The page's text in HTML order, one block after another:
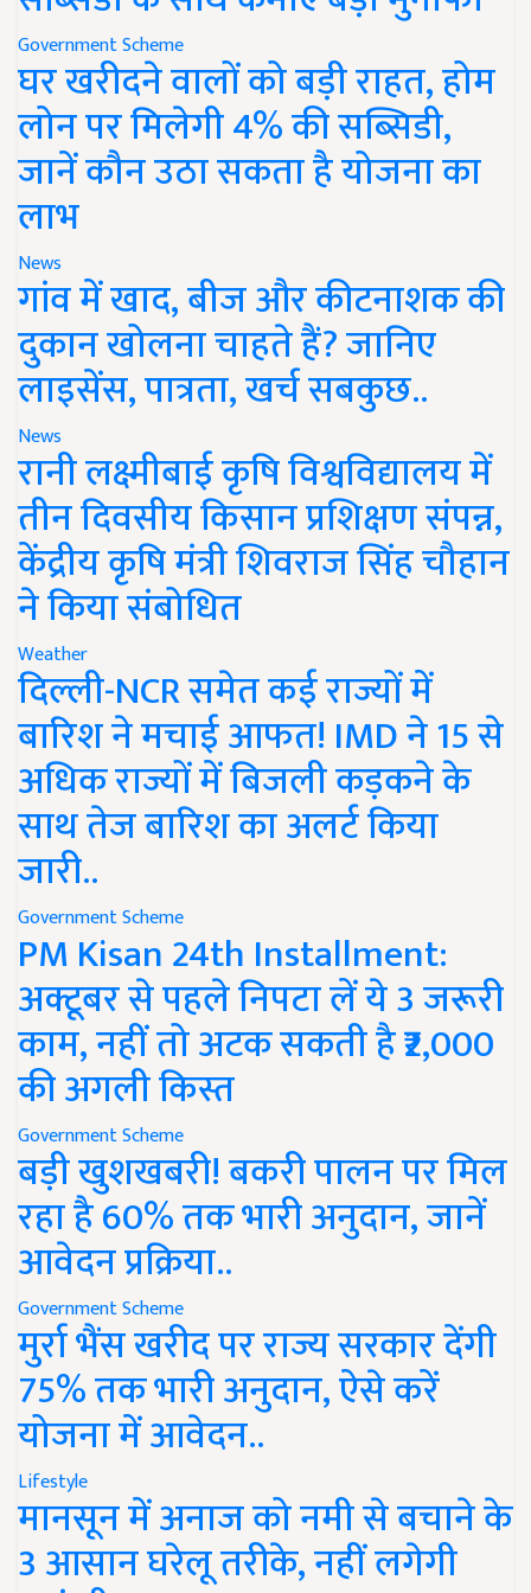
Government Scheme
घर खरीदने वालों को बड़ी राहत, होम
लोन पर मिलेगी 4% की सब्सिडी,
जानें कौन उठा सकता है योजना का
लाभ
News
गांव में खाद, बीज और कीटनाशक की
दुकान खोलना चाहते हैं? जानिए
लाइसेंस, पात्रता, खर्च सबकुछ..
News
रानी लक्ष्मीबाई कृषि विश्वविद्यालय में
तीन दिवसीय किसान प्रशिक्षण संपन्न,
केंद्रीय कृषि मंत्री शिवराज सिंह चौहान
ने किया संबोधित
Weather
दिल्ली-NCR समेत कई राज्यों में
बारिश ने मचाई आफत! IMD ने 15 से
अधिक राज्यों में बिजली कड़कने के
साथ तेज बारिश का अलर्ट किया
जारी..
Government Scheme
PM Kisan 24th Installment:
अक्टूबर से पहले निपटा लें ये 3 जरूरी
काम, नहीं तो अटक सकती है ₹2,000
की अगली किस्त
Government Scheme
बड़ी खुशखबरी! बकरी पालन पर मिल
रहा है 60% तक भारी अनुदान, जानें
आवेदन प्रक्रिया..
Government Scheme
मुर्रा भैंस खरीद पर राज्य सरकार देंगी
75% तक भारी अनुदान, ऐसे करें
योजना में आवेदन..
Lifestyle
मानसून में अनाज को नमी से बचाने के
3 आसान घरेलू तरीके, नहीं लगेगी